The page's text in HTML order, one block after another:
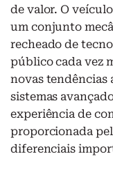
de valor. O
um conjunto
recheado de
público cada vez
novas tendências
sistemas
experiência de
proporcionada
diferenciais